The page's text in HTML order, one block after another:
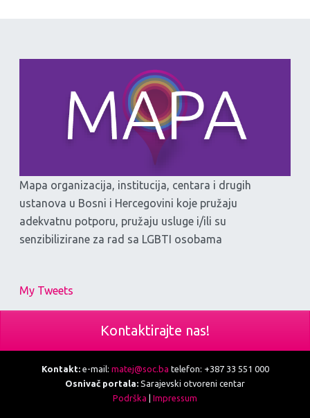
Mapa organizacija, institucija, centara i drugih
ustanova u Bosni i Hercegovini koje pružaju
adekvatnu potporu, pružaju usluge i/ili su
senzibilizirane za rad sa LGBTI osobama
My Tweets
Kontaktirajte nas!
Kontakt:e-mail: matej@soc.ba telefon: +387 33 551 000
Osnivač portala: Sarajevski otvoreni centar
Podrška | Impressum